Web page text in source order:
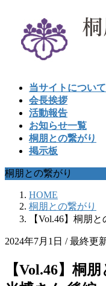
当サイトについて
会長挨拶
活動報告
お知らせ一覧
桐朋との繋がり
掲示板
桐朋との繋がり
HOME
桐朋との繋がり
【Vol.46】桐朋
2024年7月1日 / 最終更
【Vol.46】桐